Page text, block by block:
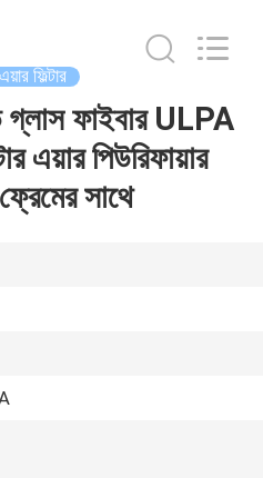
ফিল্টার
গ্লাস ফাইবার ULPA
এয়ার পিউরিফায়ার
সাথে